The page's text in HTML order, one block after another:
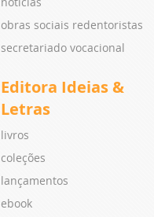
obras sociais redentoristas
secretariado vocacional
Editora Ideias &
Letras
livros
coleções
lançamentos
ebook